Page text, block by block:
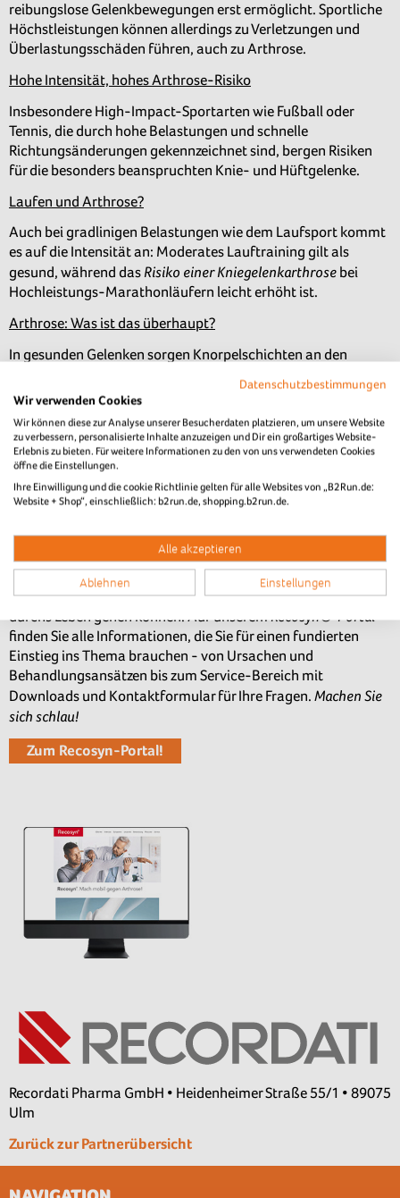
reibungslose Gelenkbewegungen erst ermöglicht. Sportliche
Höchstleistungen können allerdings zu Verletzungen und
Überlastungsschäden führen, auch zu Arthrose.
Hohe Intensität, hohes Arthrose-Risiko
Insbesondere High-Impact-Sportarten wie Fußball oder
Tennis, die durch hohe Belastungen und schnelle
Richtungsänderungen gekennzeichnet sind, bergen Risiken
für die besonders beanspruchten Knie- und Hüftgelenke.
Laufen und Arthrose?
Auch bei gradlinigen Belastungen wie dem Laufsport kommt
es auf die Intensität an: Moderates Lauftraining gilt als
gesund, während dasRisiko einer Kniegelenkarthrose bei
Hochleistungs-Marathonläufern leicht erhöht ist.
Arthrose: Was ist das überhaupt?
In gesunden Gelenken sorgen Knorpelschichten an den
Übergewicht, Verletzungen und einseitige Belastung können
dazu führen, dass der
Knorpel verschleißt, rau und rissig wird:
Arthrose. Das schmerzt oft doppelt, weil Arthrose nicht nur
die Beweglichkeit einschränkt, sondern irgendwann auch den
Alltag.
Fragen Sie Ihren Orthopäden!
Was hilft bei Arthrose? Erst einmal: Wissen!Informieren Sie
sichund stellen Sie Ihrer Ärztin oder Ihrem Arzt die richtigen
Fragen. Gemeinsam werden Sie die passenden nächsten
Schritte beraten und dafür sorgen, dass Sie weiter aktiv
durchs Leben gehen können. Auf unseremRecosyn®-Portal
finden Sie alle Informationen, die Sie für einen fundierten
Einstieg ins Thema brauchen - von Ursachen und
Behandlungsansätzen bis zum Service-Bereich mit
Downloads und Kontaktformular für Ihre Fragen. Machen Sie
sich schlau!
Zum Recosyn-Portal!
Recordati Pharma GmbH • Heidenheimer Straße 55/1 • 89075
Ulm
Zurück zur Partnerübersicht
Datenschutzbestimmungen
Wir verwenden Cookies
Wir können diese zur Analyse unserer Besucherdaten platzieren, um unsere Website
zu verbessern, personalisierte Inhalte anzuzeigen und Dir ein großartiges Website-
Erlebnis zu bieten. Für weitere Informationen zu den von uns verwendeten Cookies
öffne die Einstellungen.
Ihre Einwilligung und die cookie Richtlinie gelten für alle Websites von „B2Run.de:
Website + Shop“, einschließlich: b2run.de, shopping.b2run.de.
Alle akzeptieren
Ablehnen Einstellungen